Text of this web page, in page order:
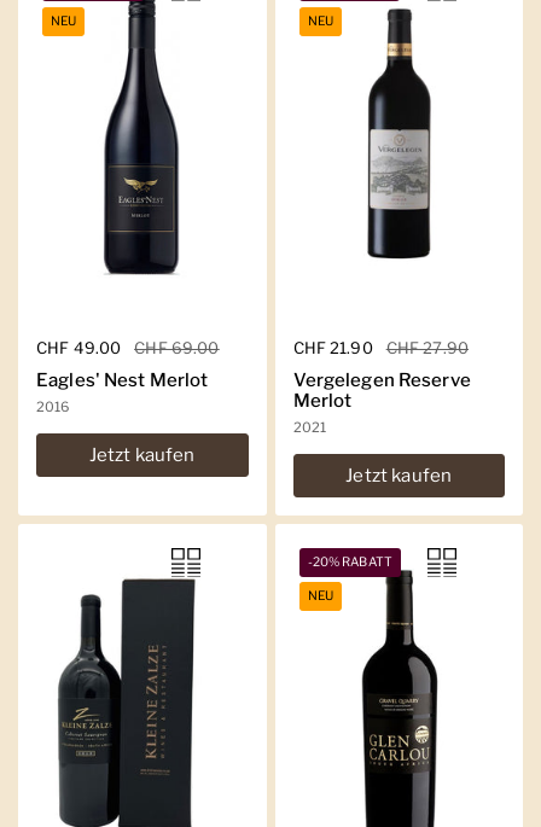
Regulärer Preis
CHF 49.00 Sale-Preis
CHF 69.00
Eagles' Nest Merlot
2016
Jetzt kaufen
NEU
Regulärer Preis
CHF 21.90 Sale-Preis
CHF 27.90
Vergelegen Reserve
Merlot
2021
Jetzt kaufen
NEU
-20% RABATT
NEU